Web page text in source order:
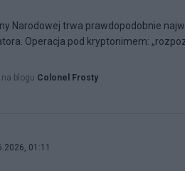
Narodowej trwa prawdopodobnie
Operacja pod kryptonimem:
na blogu Colonel Frosty
01:11